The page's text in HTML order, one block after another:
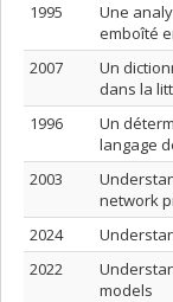
1995
Une
emboîté
2007
Un
dans la
1996
Un
langage
2003
network
2024
2022
models